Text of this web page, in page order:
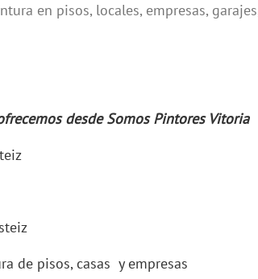
en pisos, locales, empresas,
desde Somos Pintores Vitoria
de pisos, casas y empresas